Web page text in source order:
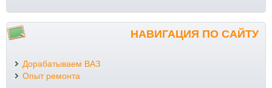
НАВИГАЦИЯ ПО САЙТУ
Дорабатываем ВАЗ
Опыт ремонта